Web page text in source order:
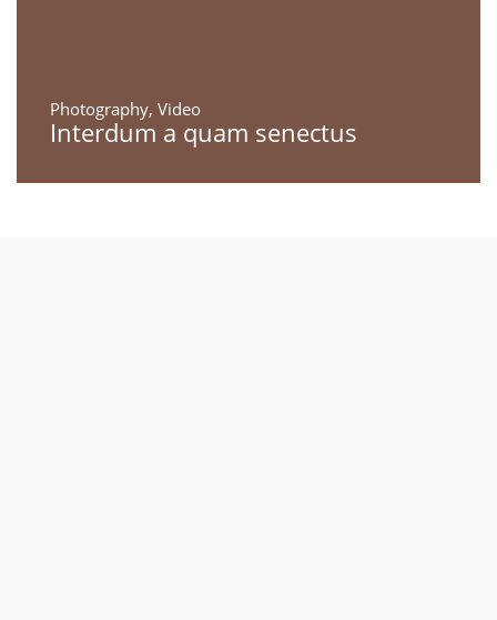
Photography, Video
Interdum a quam senectus